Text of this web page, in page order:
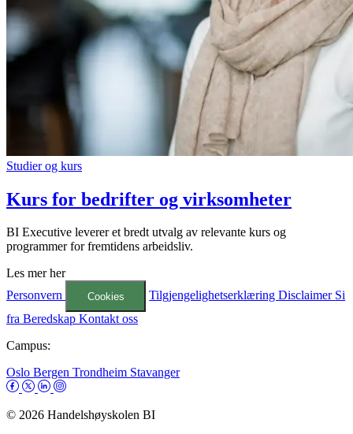
Studier og kurs
Kurs for bedrifter og virksomheter
BI Executive leverer et bredt utvalg av relevante kurs og
programmer for fremtidens arbeidsliv.
Les mer her
Personvern
Cookies TilgjengelighetserklæringDisclaimer Si
fra Beredskap Kontakt oss
Campus:
Oslo Bergen Trondheim Stavanger
© 2026 Handelshøyskolen BI